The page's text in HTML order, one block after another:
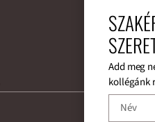
Hétfő-Péntek:
Szombat: 8:00-
Add meg
kollégánk